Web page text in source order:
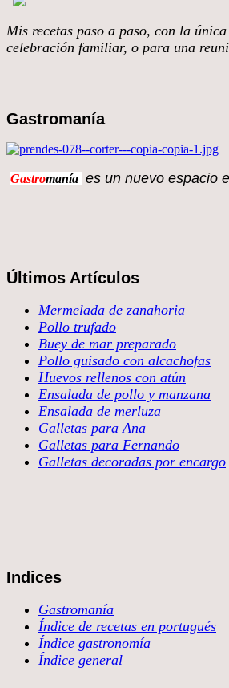
Mis recetas paso a paso, con la
celebración familiar, o para una
Gastromanía
Gastromanía es un nuevo
Últimos Artículos
Mermelada de zanahoria
Pollo trufado
Buey de mar preparado
Pollo guisado con alcachofas
Huevos rellenos con atún
Ensalada de pollo y manzana
Ensalada de merluza
Galletas para Ana
Galletas para Fernando
Galletas decoradas por encargo
Indices
Gastromanía
Índice de recetas en portugués
Índice gastronomía
Índice general